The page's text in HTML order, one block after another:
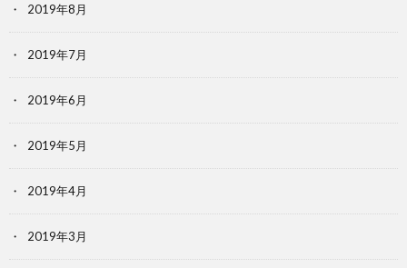
2019年8月
2019年7月
2019年6月
2019年5月
2019年4月
2019年3月